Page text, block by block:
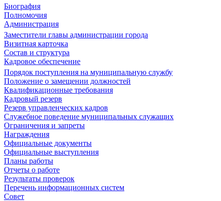
Биография
Полномочия
Администрация
Заместители главы администрации города
Визитная карточка
Состав и структура
Кадровое обеспечение
Порядок поступления на муниципальную службу
Положение о замещении должностей
Квалификационные требования
Кадровый резерв
Резерв управленческих кадров
Служебное поведение муниципальных служащих
Ограничения и запреты
Награждения
Официальные документы
Официальные выступления
Планы работы
Отчеты о работе
Результаты проверок
Перечень информационных систем
Совет